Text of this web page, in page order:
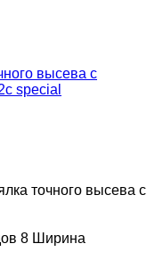
высева с
special
точного высева с
8 Ширина